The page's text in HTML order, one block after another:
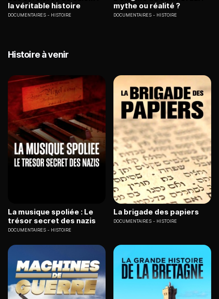
la véritable histoire
DOCUMENTAIRES HISTOIRE
mythe ou réalité ?
DOCUMENTAIRES HISTOIRE
Histoire à venir
La musique spoliée : Le
trésor secret des nazis
DOCUMENTAIRES HISTOIRE
La brigade des papiers
DOCUMENTAIRES HISTOIRE